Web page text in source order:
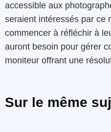
accessible aux
seraient intéressés par ce
commencer à réfléchir à
auront besoin pour gérer
moniteur offrant une
Sur le même